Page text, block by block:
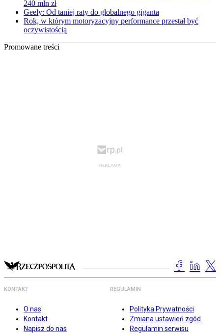
240 mln zł
Geely: Od taniej raty do globalnego giganta
Rok, w którym motoryzacyjny performance przestał być
oczywistością
Promowane treści
KONTAKT
O nas
Kontakt
Napisz do nas
REGULAMIN
Polityka Prywatności
Zmiana ustawień zgód
Regulamin serwisu